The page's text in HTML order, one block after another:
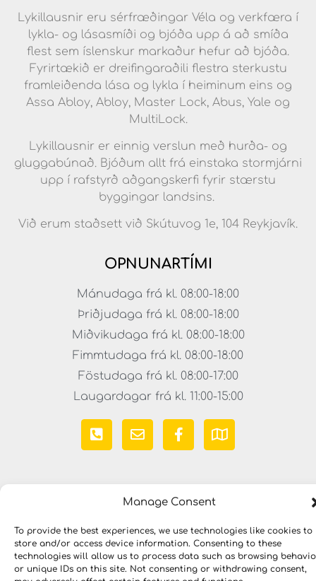
Manage Consent
To provide the best experiences, we use technologies like cookies to
store and/or access device information. Consenting to these
technologies will allow us to process data such as browsing
or unique IDs on this site. Not consenting or withdrawing consent,
Lykillausnir eru sérfræðingar Véla og verkfæra í
lykla- og lásasmíði og bjóða upp á að smíða
flest sem íslenskur markaður hefur að bjóða.
Fyrirtækið er dreifingaraðili flestra sterkustu
framleiðenda lása og lykla í heiminum eins og
Assa Abloy, Abloy, Master Lock, Abus, Yale og
MultiLock.
Lykillausnir er einnig verslun með hurða- og
gluggabúnað. Bjóðum allt frá einstaka stormjárni
upp í rafstyrð aðgangskerfi fyrir stærstu
byggingar landsins.
Við erum staðsett við Skútuvog 1e, 104 Reykjavík.
OPNUNARTÍMI
Mánudaga frá kl. 08:00-18:00
Þriðjudaga frá kl. 08:00-18:00
Miðvikudaga frá kl. 08:00-18:00
Fimmtudaga frá kl. 08:00-18:00
Föstudaga frá kl. 08:00-17:00
Laugardagar frá kl. 11:00-15:00
Copyright © 2023 LYKILLAUSNIR. Öll réttindi áskilin